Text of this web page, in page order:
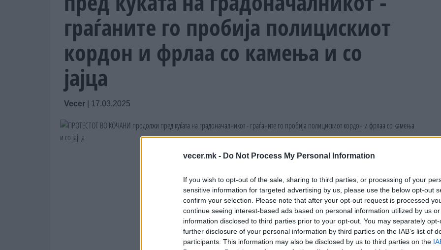
vecer.mk - Do Not Process My Personal Information
If you wish to opt-out of the sale, sharing to third parties, or processing of your
sensitive information for targeted advertising by us, please use the below opt-out
confirm your selection. Please note that after your opt-out request is processed
continue seeing interest-based ads based on personal information utilized by us
information disclosed to third parties prior to your opt-out. You may separately
further disclosure of your personal information by third parties on the IAB’s list of
participants. This information may also be disclosed by us to third parties on the
граѓаните го пробија полицискиот
кордон и фрлаа со камења и со
јајца
Vecer 17.03.2025